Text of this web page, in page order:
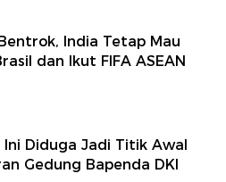
India Tetap Mau
dan Ikut FIFA ASEAN
Ini Diduga Jadi Titik Awal
Gedung Bapenda DKI